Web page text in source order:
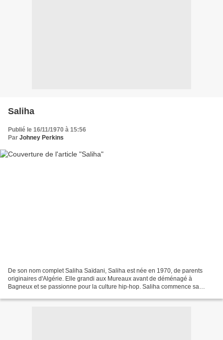
Saliha
Publié le 16/11/1970 à 15:56
Par Johney Perkins
De son nom complet Saliha Saïdani, Saliha est née en 1970, de parents
originaires d'Algérie. Elle grandi aux Mureaux avant de déménagé à
Bagneux et se passionne pour la culture hip-hop. Saliha commence sa